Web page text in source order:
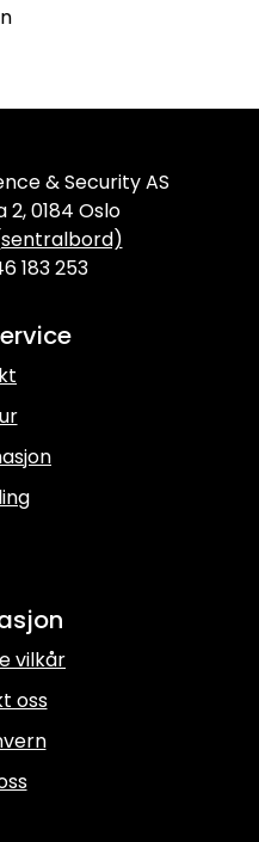
& Security AS
0184 Oslo
183 253
vilkår
oss